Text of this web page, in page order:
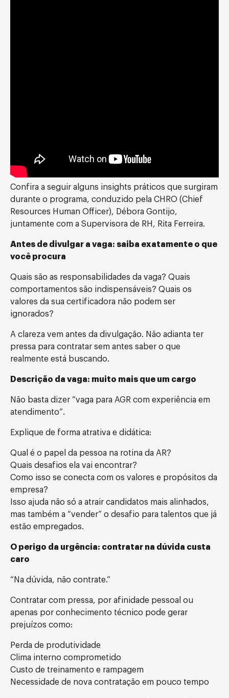
Confira a seguir alguns insights práticos que surgiram
durante o programa, conduzido pela CHRO (Chief
Resources Human Officer), Débora Gontijo,
juntamente com a Supervisora de RH, Rita Ferreira.
Antes de divulgar a vaga: saiba exatamente o que
você procura
Quais são as responsabilidades da vaga? Quais
comportamentos são indispensáveis? Quais os
valores da sua certificadora não podem ser
ignorados?
A clareza vem antes da divulgação. Não adianta ter
pressa para contratar sem antes saber o que
realmente está buscando.
Descrição da vaga: muito mais que um cargo
Não basta dizer “vaga para AGR com experiência em
atendimento”.
Explique de forma atrativa e didática:
Qual é o papel da pessoa na rotina da AR?
Quais desafios ela vai encontrar?
Como isso se conecta com os valores e propósitos da
empresa?
Isso ajuda não só a atrair candidatos mais alinhados,
mas também a “vender” o desafio para talentos que já
estão empregados.
O perigo da urgência: contratar na dúvida custa
caro
“Na dúvida, não contrate.”
Contratar com pressa, por afinidade pessoal ou
apenas por conhecimento técnico pode gerar
prejuízos como:
Perda de produtividade
Clima interno comprometido
Custo de treinamento e rampagem
Necessidade de nova contratação em pouco tempo